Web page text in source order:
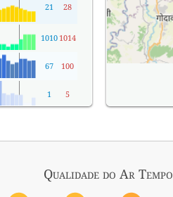
21 28
1010 1014
67 100
1 5
Qualidade do Ar Tempo